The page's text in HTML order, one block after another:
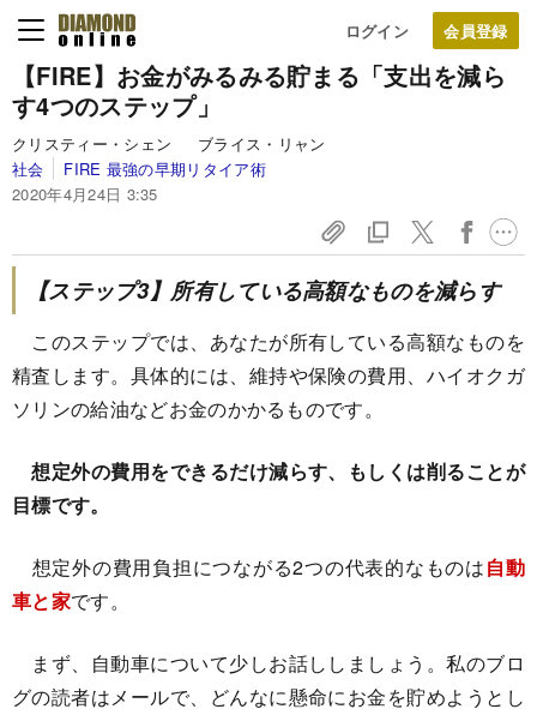
ログイン
【FIRE】お金がみるみる貯まる「支出を減ら
す4つのステップ」
クリスティー・シェン ブライス・リャン
社会
FIRE 最強の早期リタイア術
2020年4月24日 3:35
【ステップ3】所有している高額なものを減らす
このステップでは、あなたが所有している高額なものを
精査します。具体的には、維持や保険の費用、ハイオクガ
ソリンの給油などお金のかかるものです。
想定外の費用をできるだけ減らす、もしくは削ることが
目標です。
想定外の費用負担につながる2つの代表的なものは自動
車と家です。
まず、自動車について少しお話ししましょう。私のブロ
グの読者はメールで、どんなに懸命にお金を貯めようとし